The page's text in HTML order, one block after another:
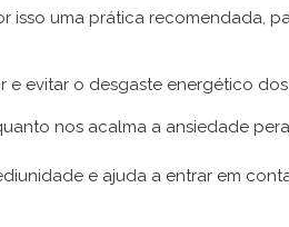
isso uma prática recomendada,
evitar o desgaste energético
nos acalma a ansiedade
e ajuda a entrar em